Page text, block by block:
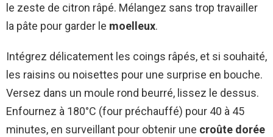
le zeste de citron râpé. Mélangez sans trop travailler
la pâte pour garder le moelleux.
Intégrez délicatement les coings râpés, et si souhaité,
les raisins ou noisettes pour une surprise en bouche.
Versez dans un moule rond beurré, lissez le dessus.
Enfournez à 180°C (four préchauffé) pour 40 à 45
minutes, en surveillant pour obtenir une croûte dorée